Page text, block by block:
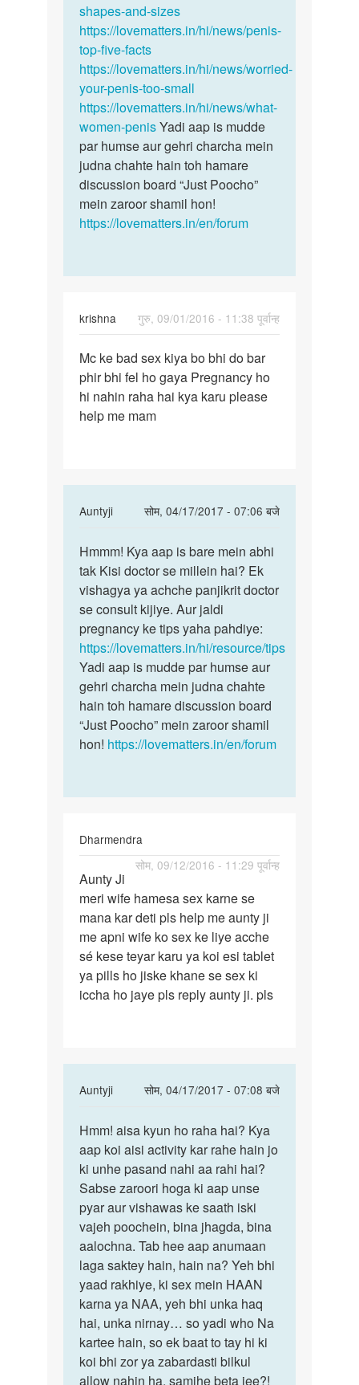
hai
our
by
vishwas
shapes-and-sizes
https://lovematters.in/hi/news/penis-
top-five-facts
https://lovematters.in/hi/news/worried-
your-penis-too-small
https://lovematters.in/hi/news/what-
women-penisYadi aap is mudde
par humse aur gehri charcha mein
judna chahte hain toh hamare
discussion board “Just Poocho”
mein zaroor shamil hon!
https://lovematters.in/en/forum
krishna
गुरु, 09/01/2016 - 11:38 पूर्वान्ह
Mc
ke
bad
sex
Mc ke bad sex kiya bo bhi do bar
phir bhi fel ho gaya Pregnancy ho
hi nahin raha hai kya karu please
help me mam
Auntyji
सोम, 04/17/2017 - 07:06 बजे
In
to
Mc
ke
bad
sex
kiya
bo
bhi
do
by
krishna
Hmmm!
Kya
aap
is
bare
mein
Hmmm! Kya aap is bare mein abhi
tak Kisi doctor se millein hai? Ek
vishagya ya achche panjikrit doctor
se consult kijiye. Aur jaldi
pregnancy ke tips yaha pahdiye:
https://lovematters.in/hi/resource/tips
Yadi aap is mudde par humse aur
gehri charcha mein judna chahte
hain toh hamare discussion board
“Just Poocho” mein zaroor shamil
hon! https://lovematters.in/en/forum
Dharmendra
सोम, 09/12/2016 - 11:29 पूर्वान्ह
Aunty
Ji
meri
wife
hamesa
sex
Aunty Ji
meri wife hamesa sex karne se
mana kar deti pls help me aunty ji
me apni wife ko sex ke liye acche
sé kese teyar karu ya koi esi tablet
ya pills ho jiske khane se sex ki
iccha ho jaye pls reply aunty ji. pls
Auntyji
सोम, 04/17/2017 - 07:08 बजे
In
to
Aunty
Ji
meri
wife
hamesa
sex
by
Dharmendra
Hmm!
aisa
kyun
ho
raha
hai?
Hmm! aisa kyun ho raha hai? Kya
aap koi aisi activity kar rahe hain jo
ki unhe pasand nahi aa rahi hai?
Sabse zaroori hoga ki aap unse
pyar aur vishawas ke saath iski
vajeh poochein, bina jhagda, bina
aalochna. Tab hee aap anumaan
laga saktey hain, hain na? Yeh bhi
yaad rakhiye, ki sex mein HAAN
karna ya NAA, yeh bhi unka haq
hai, unka nirnay… so yadi who Na
kartee hain, so ek baat to tay hi ki
koi bhi zor ya zabardasti bilkul
allow nahin ha, samjhe beta jee?!